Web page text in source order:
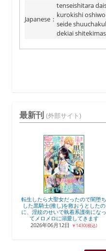
Japanese ：
tenseishitara
kurokishi
seide
dekiai
最新刊 (外部サイト)
転生したら大聖女だったので闇堕ち
した黒騎士(推し)を救おうとしたの
に、淫紋のせいで執着系護衛になっ
てメロメロに溺愛してきます
2026年06月12日
￥1430(税込)